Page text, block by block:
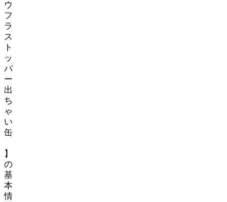
ウ
フ
ラ
ス
ト
ッ
パ
ー
出
ち
ゃ
い
缶
2S】
の
基
本
情